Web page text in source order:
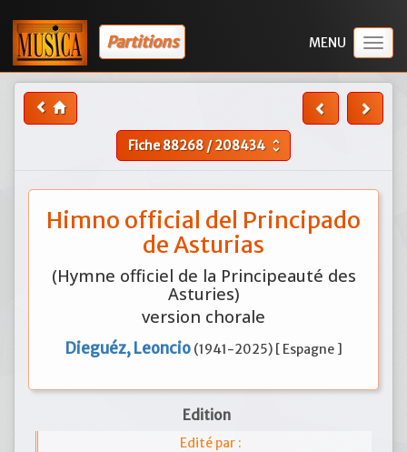
Partitions
Fiche88268/208434 unfold_more
Himno official del Principado
de Asturias
(Hymne officiel de la Principeauté des
Asturies)
version chorale
Dieguéz, Leoncio (1941-2025) [ Espagne ]
Edition
Edité par :